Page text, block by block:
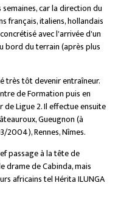
car la direction du
français, italiens, hollandais
avec l'arrivée d'un
bord du terrain (après plus
très tôt devenir entraîneur.
de Formation puis en
Ligue 2. Il effectue ensuite
Gueugnon (à
2004), Rennes, Nîmes.
passage à la tête de
drame de Cabinda, mais
africains tel Hérita ILUNGA